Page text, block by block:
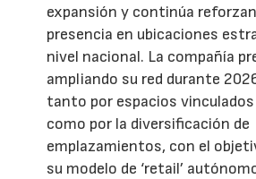
expansión y continúa
presencia en ubicaciones
nivel nacional. La compañía
ampliando su red durante
tanto por espacios
como por la diversificación de
emplazamientos, con el
su modelo de ‘retail’